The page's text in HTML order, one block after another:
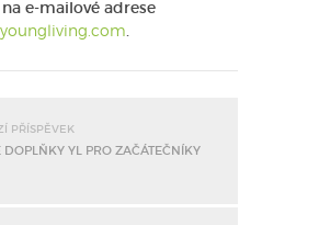
e-mailové adrese
.
PŘÍSPĚVEK
DOPLŇKY YL PRO ZAČÁTEČNÍKY